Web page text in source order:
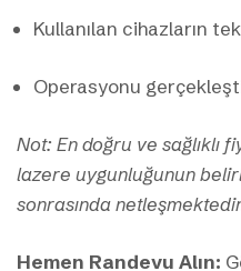
Kullanılan cihazların
Operasyonu
Not: En doğru ve sağlıklı
lazere uygunluğunun
sonrasında
Hemen Randevu Alın: